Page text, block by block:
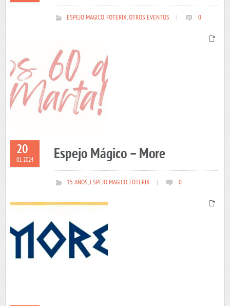
ESPEJO MAGICO,FOTERIX,OTROS EVENTOS 0
20
01 2024 Espejo Mágico – More
15 AÑOS,ESPEJO MAGICO,FOTERIX 0